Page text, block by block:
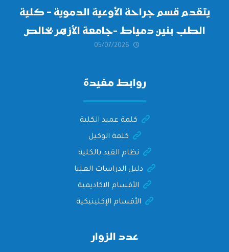
يتقدم قسم جراحة الأوعية الدموية – كلية
الطب بنين دمياط -جامعة الأزهر بخالص
التهنئة وأصدق الأمنيات إلى الأستاذ
05/07/2026
روابط مفيدة
كلمة عميد الكلية
كلمة الوكيل
نظام القيد بالكلية
دليل الدراسات العليا
الأقسام الاكاديمية
الأقسام الإكلينيكية
عدد الزوار